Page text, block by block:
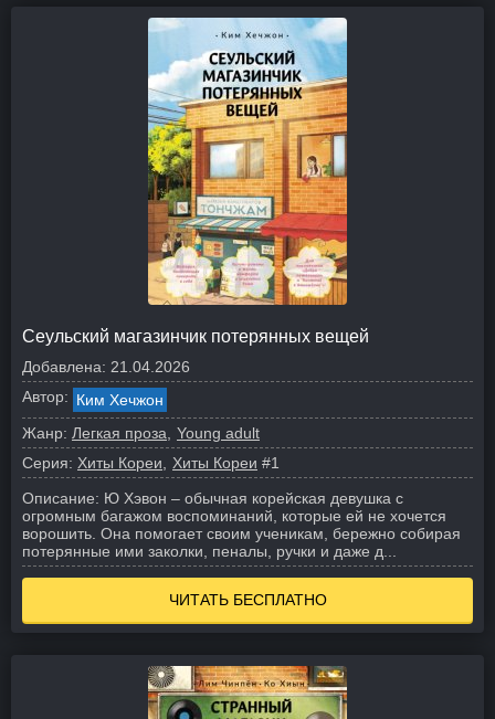
Сеульский магазинчик потерянных вещей
Добавлена: 21.04.2026
Автор: Ким Хечжон
Жанр: Легкая проза
Young adult
Серия: Хиты Кореи Хиты Кореи #1
Описание: Ю Хэвон – обычная корейская девушка с
огромным багажом воспоминаний, которые ей не хочется
ворошить. Она помогает своим ученикам, бережно собирая
потерянные ими заколки, пеналы, ручки и даже д...
ЧИТАТЬ БЕСПЛАТНО